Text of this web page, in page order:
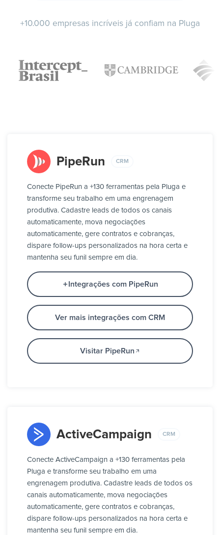
+10.000 empresas incríveis já confiam na Pluga
PipeRun CRM
Conecte PipeRun a +130 ferramentas pela Pluga e
transforme seu trabalho em uma engrenagem
produtiva. Cadastre leads de todos os canais
automaticamente, mova negociações
automaticamente, gere contratos e cobranças,
dispare follow-ups personalizados na hora certa e
mantenha seu funil sempre em dia.
Integrações com PipeRun
Ver mais integrações com CRM
Visitar PipeRun
ActiveCampaign CRM
Conecte ActiveCampaign a +130 ferramentas pela
Pluga e transforme seu trabalho em uma
engrenagem produtiva. Cadastre leads de todos os
canais automaticamente, mova negociações
automaticamente, gere contratos e cobranças,
dispare follow-ups personalizados na hora certa e
mantenha seu funil sempre em dia.